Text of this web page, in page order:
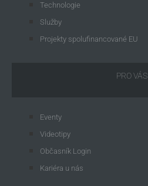
Technologie
Služby
Projekty spolufinancované EU
PRO VÁS
Eventy
Videotipy
Občasník Login
Kariéra u nás